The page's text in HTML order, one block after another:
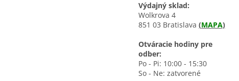
Výdajný sklad:
Wolkrova 4
851 03 Bratislava (MAPA)
Otváracie hodiny pre
odber:
Po - Pi: 10:00 - 15:30
So - Ne: zatvorené